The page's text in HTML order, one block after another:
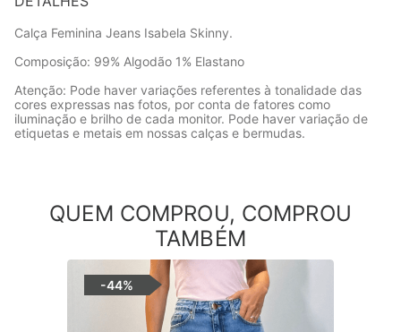
Calça Feminina Jeans Isabela Skinny.
Composição: 99% Algodão 1% Elastano
Atenção: Pode haver variações referentes à tonalidade das
cores expressas nas fotos, por conta de fatores como
iluminação e brilho de cada monitor. Pode haver variação de
etiquetas e metais em nossas calças e bermudas.
QUEM COMPROU, COMPROU
TAMBÉM
-44%